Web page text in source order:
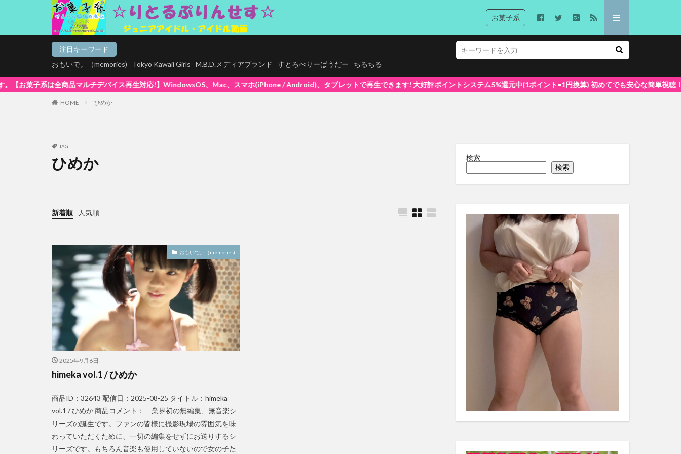
お菓子系
注目キーワード
おもいで。（memories)
Tokyo Kawaii Girls M.B.D.メディアブランド すとろべりーぱうだー ちるちる
ルチデバイス再生対応!】WindowsOS、Mac、スマホ(iPhone / Android)、タブレットで再生できます! 大好評ポイントシステム5%還元中(1ポイント=1円換算) 初めてでも安心な簡単視聴！
HOME ひめか
TAG
ひめか
新着順 人気順
おもいで。（memories)
2025年9月6日
himeka vol.1 / ひめか
商品ID：32643 配信日：2025-08-25 タイトル：himeka
vol.1 / ひめか 商品コメント： 業界初の無編集、無音楽シ
リーズの誕生です。ファンの皆様に撮影現場の雰囲気を味
わっていただくために、一切の編集をせずにお送りするシ
リーズです。もちろん音楽も使用していないので女の子た
検索
検索